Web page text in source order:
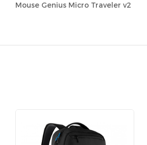
Mouse Genius Micro Traveler v2